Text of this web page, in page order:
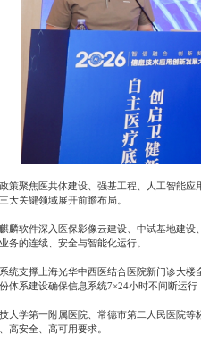
策聚焦医共体建设、强基工程、人工智能
大关键领域展开前瞻布局。
麟软件深入医保影像云建设、中试基地建
务的连续、安全与智能化运行。
统支撑上海光华中西医结合医院新门诊大
体系建设确保信息系统7×24小时不间断运
大学第一附属医院、常德市第二人民医院
高安全、高可用要求。